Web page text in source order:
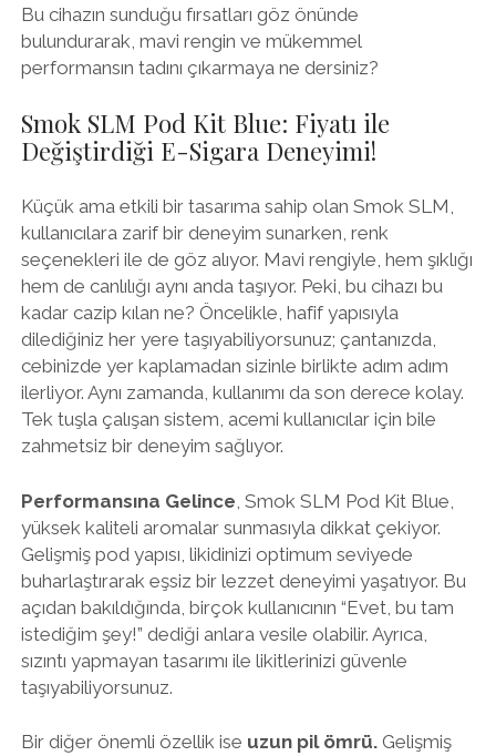
Bu cihazın sunduğu fırsatları göz önünde
bulundurarak, mavi rengin ve mükemmel
performansın tadını çıkarmaya ne dersiniz?
Smok SLM Pod Kit Blue: Fiyatı ile
Değiştirdiği E-Sigara Deneyimi!
Küçük ama etkili bir tasarıma sahip olan Smok SLM,
kullanıcılara zarif bir deneyim sunarken, renk
seçenekleri ile de göz alıyor. Mavi rengiyle, hem şıklığı
hem de canlılığı aynı anda taşıyor. Peki, bu cihazı bu
kadar cazip kılan ne? Öncelikle, hafif yapısıyla
dilediğiniz her yere taşıyabiliyorsunuz; çantanızda,
cebinizde yer kaplamadan sizinle birlikte adım adım
ilerliyor. Aynı zamanda, kullanımı da son derece kolay.
Tek tuşla çalışan sistem, acemi kullanıcılar için bile
zahmetsiz bir deneyim sağlıyor.
Performansına Gelince , Smok SLM Pod Kit Blue,
yüksek kaliteli aromalar sunmasıyla dikkat çekiyor.
Gelişmiş pod yapısı, likidinizi optimum seviyede
buharlaştırarak eşsiz bir lezzet deneyimi yaşatıyor. Bu
açıdan bakıldığında, birçok kullanıcının “Evet, bu tam
istediğim şey!” dediği anlara vesile olabilir. Ayrıca,
sızıntı yapmayan tasarımı ile likitlerinizi güvenle
taşıyabiliyorsunuz.
Bir diğer önemli özellik ise uzun pil ömrü.Gelişmiş